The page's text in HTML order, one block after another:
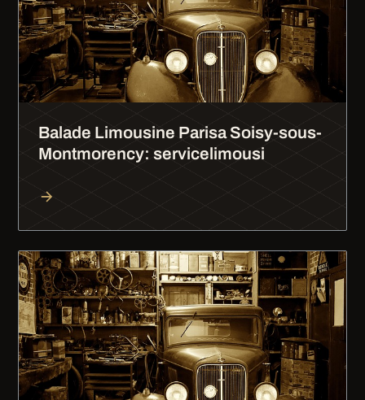
Balade Limousine Parisa Soisy-sous-
Montmorency: servicelimousi